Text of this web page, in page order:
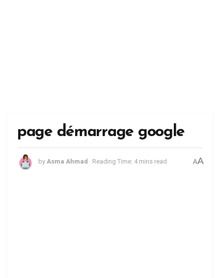
page démarrage google
by Asma Ahmad Reading Time: 4 mins read AA